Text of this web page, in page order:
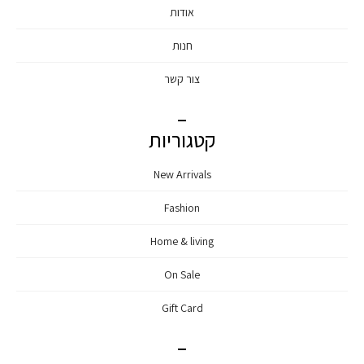
אודות
חנות
צור קשר
קטגוריות
New Arrivals
Fashion
Home & living
On Sale
Gift Card